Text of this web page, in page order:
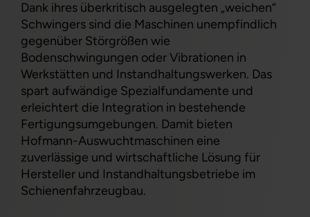
Dank ihres überkritisch ausgelegten „weichen“
Schwingers sind die Maschinen unempfindlich
gegenüber Störgrößen wie
Bodenschwingungen oder Vibrationen in
Werkstätten und Instandhaltungswerken. Das
spart aufwändige Spezialfundamente und
erleichtert die Integration in bestehende
Fertigungsumgebungen. Damit bieten
Hofmann-Auswuchtmaschinen eine
zuverlässige und wirtschaftliche Lösung für
Hersteller und Instandhaltungsbetriebe im
Schienenfahrzeugbau.